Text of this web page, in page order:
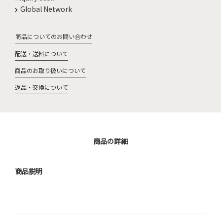
Global Network
商品についてのお問い合わせ
配送・送料について
商品のお取り扱いについて
返品・交換について
商品の詳細
商品説明